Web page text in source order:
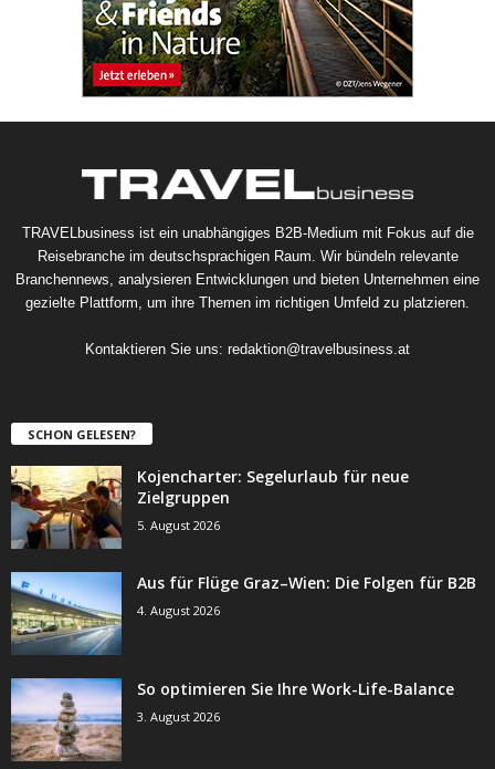
TRAVELbusiness ist ein unabhängiges B2B-Medium mit Fokus auf die
Reisebranche im deutschsprachigen Raum. Wir bündeln relevante
Branchennews, analysieren Entwicklungen und bieten Unternehmen eine
gezielte Plattform, um ihre Themen im richtigen Umfeld zu platzieren.
Kontaktieren Sie uns: redaktion@travelbusiness.at
SCHON GELESEN?
Kojencharter: Segelurlaub für neue
Zielgruppen
5. August 2026
Aus für Flüge Graz–Wien: Die Folgen für B2B
4. August 2026
So optimieren Sie Ihre Work-Life-Balance
3. August 2026